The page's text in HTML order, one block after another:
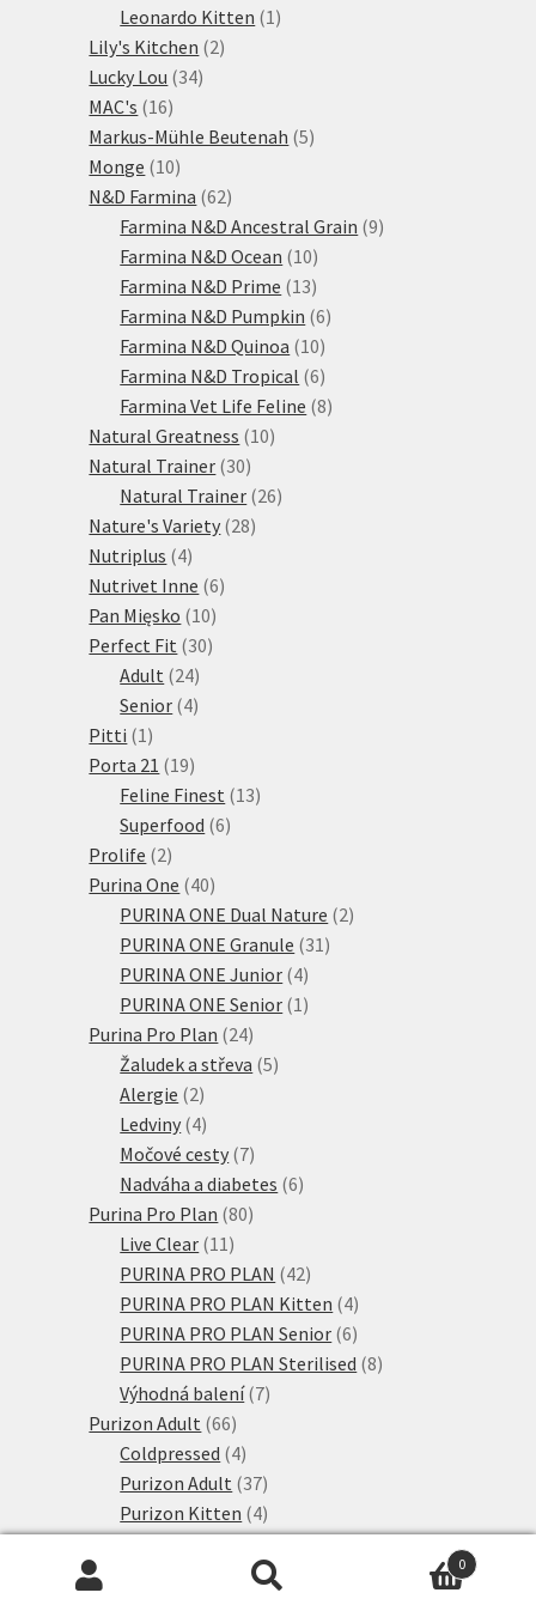
Leonardo Kitten 1 1
Lily's Kitchen 22
Lucky Lou 3434
MAC's 1616
produktů
Markus-Mühle Beutenah 55
Monge 1010
produktů
N&D Farmina 6262
produktů
Farmina N&D Ancestral Grain 99
Farmina N&D Ocean 1010
produktů
Farmina N&D Prime 1313
produktů
Farmina N&D Pumpkin 66
Farmina N&D Quinoa 1010
produktů
Farmina N&D Tropical 66
produktů
Farmina Vet Life Feline 88
Natural Greatness 1010
Natural Trainer 3030
produktů
Natural Trainer 2626
Nature's Variety 2828
Nutriplus 44
produkty
Nutrivet Inne 66
Pan Mięsko 1010
produktů
Perfect Fit 3030
Adult 2424
produktů
Senior 44
Pitti 1 1
produkt
Porta 21 1919
produktů
Feline Finest 1313
Superfood 66
Prolife 22
produkty
Purina One 4040
produktů
PURINA ONE Dual Nature 22
PURINA ONE Granule 31 31
PURINA ONE Junior 44
produkty
PURINA ONE Senior 1 1
Purina Pro Plan 2424
produktů
Žaludek a střeva 55
Alergie 22
produkty
Ledviny 44
produkty
Močové cesty 77
produktů
Nadváha a diabetes 66
Purina Pro Plan 8080
Live Clear 11 11
produktů
PURINA PRO PLAN 4242
produktů
PURINA PRO PLAN Kitten 44
produkty
PURINA PRO PLAN Senior 66
produktů
PURINA PRO PLAN Sterilised 88
Výhodná balení 77
Purizon Adult 6666
produktů
Coldpressed 44
produkty
Purizon Adult 3737
produktů
Purizon Kitten 44
produkty
Single Meat 1111
produktů
88
0